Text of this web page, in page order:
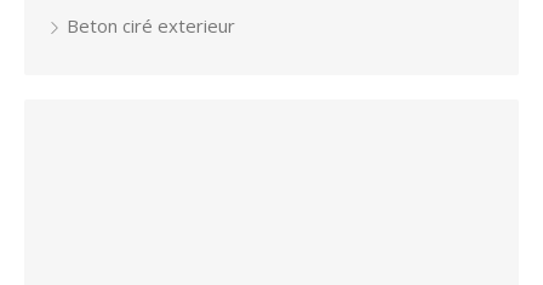
Beton ciré exterieur